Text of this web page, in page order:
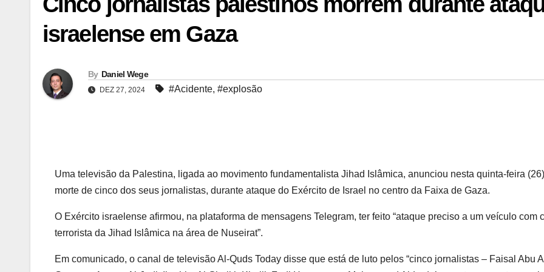
israelense em Gaza
By Daniel Wege
DEZ 27, 2024 #Acidente, #explosão
Uma televisão da Palestina, ligada ao movimento fundamentalista Jihad Islâmica, anunciou nesta quinta-feira
morte de cinco dos seus jornalistas, durante ataque do Exército de Israel no centro da Faixa de Gaza.
O Exército israelense afirmou, na plataforma de mensagens Telegram, ter feito “ataque preciso a um veículo com
terrorista da Jihad Islâmica na área de Nuseirat”.
Em comunicado, o canal de televisão Al-Quds Today disse que está de luto pelos “cinco jornalistas – Faisal Abu